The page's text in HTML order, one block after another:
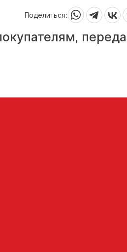
Поделиться: